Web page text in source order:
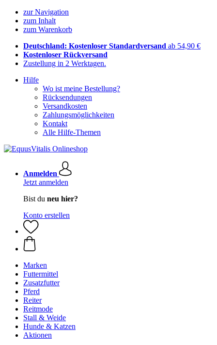
zur Navigation
zum Inhalt
zum Warenkorb
Deutschland: Kostenloser Standardversand ab 54,90 €
Kostenloser Rückversand
Zustellung in 2 Werktagen.
Hilfe
Wo ist meine Bestellung?
Rücksendungen
Versandkosten
Zahlungsmöglichkeiten
Kontakt
Alle Hilfe-Themen
Anmelden
Jetzt anmelden
Bist du neu hier?
Konto erstellen
Marken
Futtermittel
Zusatzfutter
Pferd
Reiter
Reitmode
Stall & Weide
Hunde & Katzen
Aktionen